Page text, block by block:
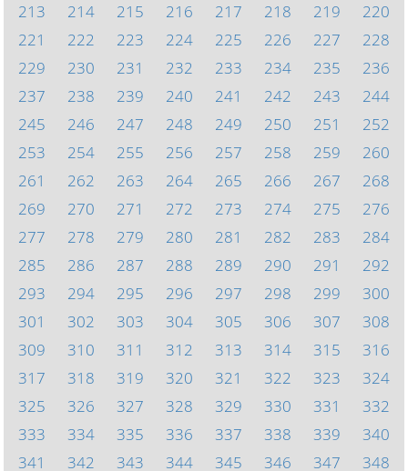
213
214 215 216 217 218 219
220
221
222 223 224 225 226 227
228
229
230 231 232 233 234 235
236
237
238 239 240 241 242 243
244
245
246 247 248 249 250 251
252
253
254 255 256 257 258 259
260
261
262 263 264 265 266 267
268
269
270 271 272 273 274 275
276
277
278 279 280 281 282 283
284
285
286 287 288 289 290 291
292
293
294 295 296 297 298 299
300
301
302 303 304 305 306 307
308
309
310 311 312 313 314 315
316
317
318 319 320 321 322 323
324
325
326 327 328 329 330 331
332
333
334 335 336 337 338 339
340
341
342 343 344 345 346 347 348